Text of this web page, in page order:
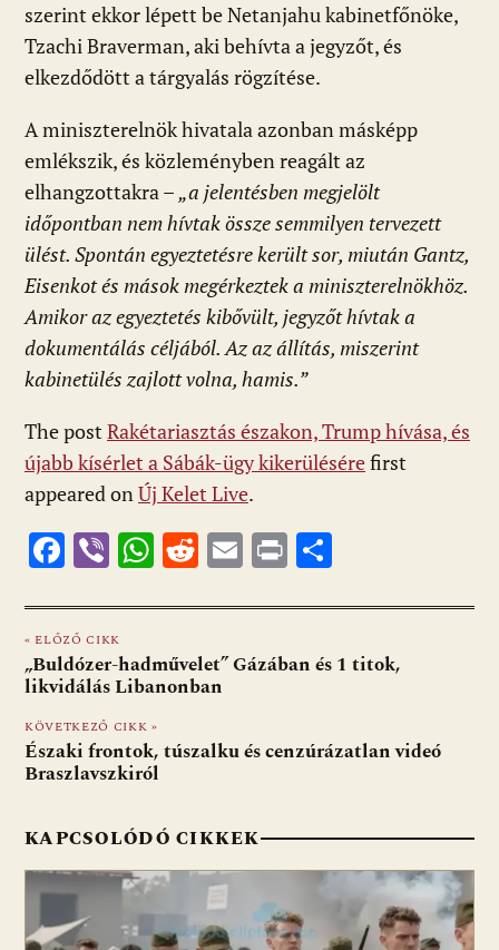
szerint ekkor lépett be Netanjahu kabinetfőnöke,
Tzachi Braverman, aki behívta a jegyzőt, és
elkezdődött a tárgyalás rögzítése.
A miniszterelnök hivatala azonban másképp
emlékszik, és közleményben reagált az
elhangzottakra –„a jelentésben megjelölt
időpontban nem hívtak össze semmilyen tervezett
ülést. Spontán egyeztetésre került sor, miután Gantz,
Eisenkot és mások megérkeztek a miniszterelnökhöz.
Amikor az egyeztetés kibővült, jegyzőt hívtak a
dokumentálás céljából. Az az állítás, miszerint
kabinetülés zajlott volna, hamis.”
The post Rakétariasztás északon, Trump hívása, és
újabb kísérlet a Sábák-ügy kikerülésérefirst
appeared onÚj Kelet Live.
F
e
b
o
o
k
Vi
er
W
at
s
A
p
p
R
d
di
t
E
ai
l
Pr
t za
m
« ELŐZŐ CIKK
„Buldózer-hadművelet” Gázában és 1 titok,
likvidálás Libanonban
KÖVETKEZŐ CIKK »
Északi frontok, túszalku és cenzúrázatlan videó
Braszlavszkiról
KAPCSOLÓDÓ CIKKEK